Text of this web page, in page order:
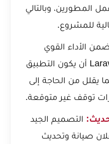
المطورين، وبالتالي
للمشروع.
الأداء القوي
والأمان المدمج في Laravel أن يكون التطبيق
يقلل من الحاجة إلى
توقف غير متوقعة.
التصميم الجيد
صيانة وتحديث